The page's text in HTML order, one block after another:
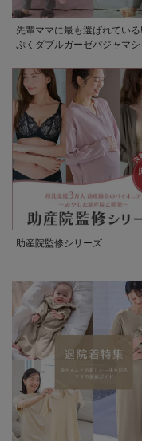
先輩ママに最も選ばれている
ぷくダブルガーゼパジャマ
助産院監修シリーズ